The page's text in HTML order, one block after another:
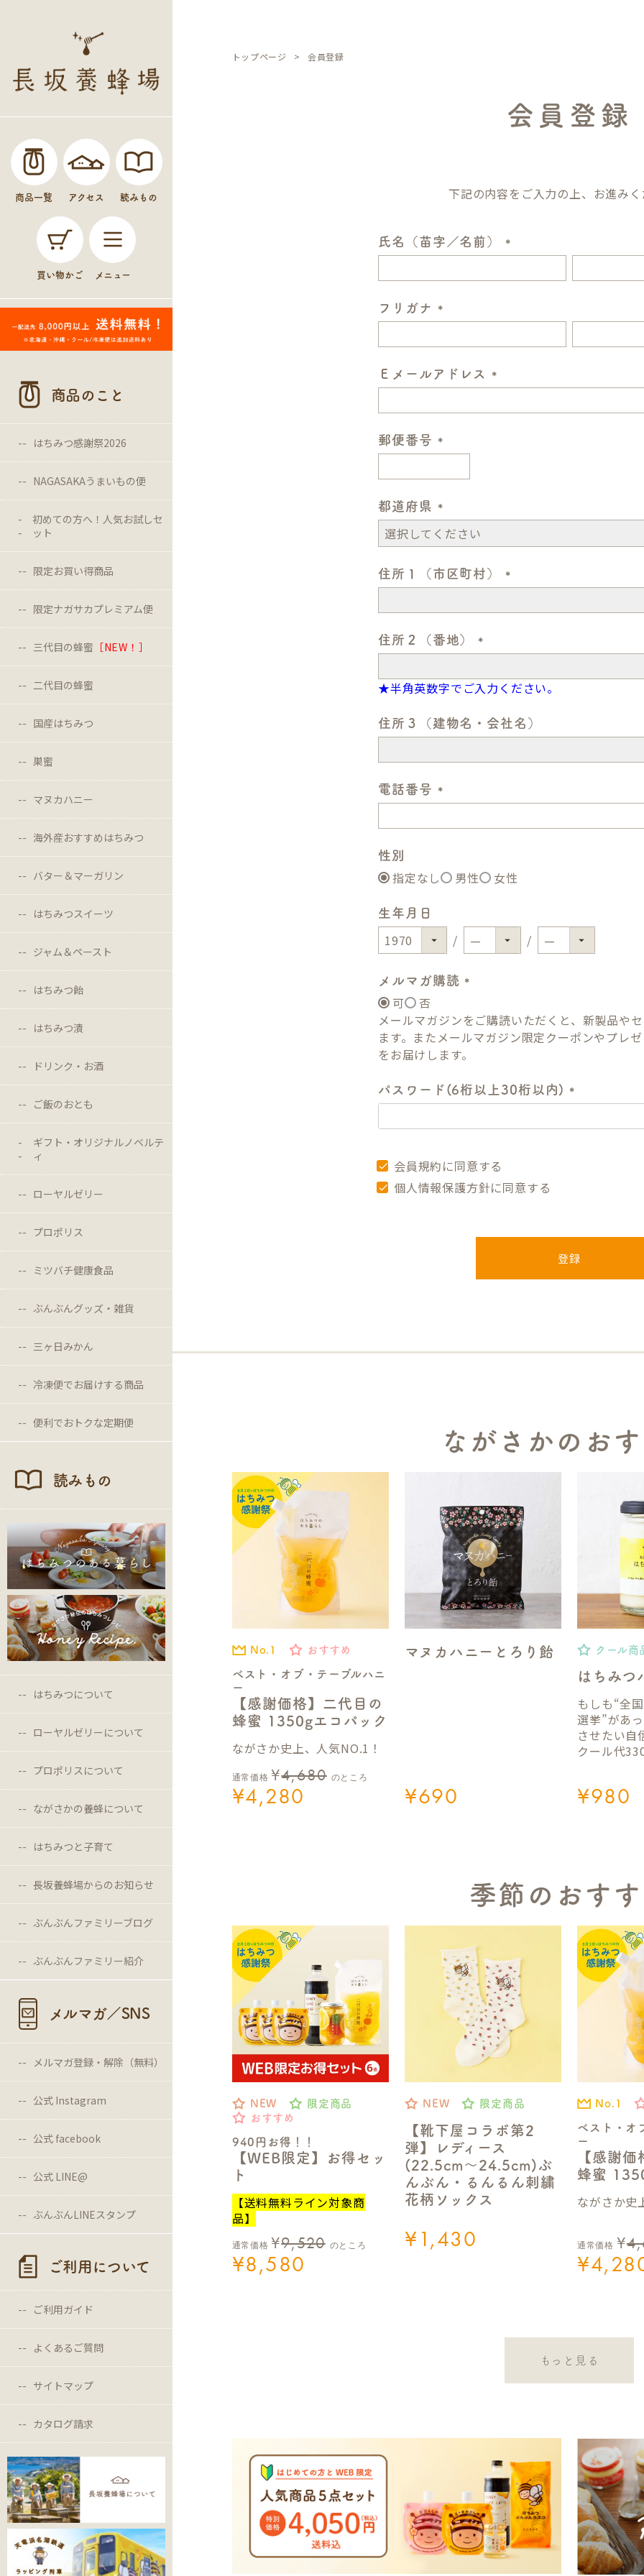
商品一覧 アクセス 読みもの
買い物かご メニュー
商品のこと
はちみつ感謝祭2026
NAGASAKAうまいもの便
初めての方へ！人気お試しセ
ット
限定お買い得商品
限定ナガサカプレミアム便
三代目の蜂蜜 ［NEW！］
二代目の蜂蜜
国産はちみつ
巣蜜
マヌカハニー
海外産おすすめはちみつ
バター＆マーガリン
はちみつスイーツ
ジャム＆ペースト
はちみつ飴
はちみつ漬
ドリンク・お酒
ご飯のおとも
ギフト・オリジナルノベルテ
ィ
ローヤルゼリー
プロポリス
ミツバチ健康食品
ぶんぶんグッズ・雑貨
三ヶ日みかん
冷凍便でお届けする商品
便利でおトクな定期便
読みもの
はちみつについて
ローヤルゼリーについて
プロポリスについて
ながさかの養蜂について
はちみつと子育て
長坂養蜂場からのお知らせ
ぶんぶんファミリーブログ
ぶんぶんファミリー紹介
メルマガ／SNS
メルマガ登録・解除（無料）
公式 Instagram
公式 facebook
公式 LINE@
ぶんぶんLINEスタンプ
ご利用について
ご利用ガイド
よくあるご質問
サイトマップ
カタログ請求
トップページ 会員登録
会員登録
下記の内容をご入力の上、お進み
氏名（苗字／名前）
必
)
フリガナ
必
須
)
Ｅメールアドレス
必
郵便番号
必
須
)
都道府県
(
必
須
)
住所１（市区町村）
必
)
住所２（番地）
必
)
★半角英数字でご入力ください。
住所３（建物名・会社名）
電話番号
必
)
性別
指定なし 男性 女性
生年月日
メルマガ購読
必
須
)
可
否
メールマガジンをご購読いただくと、新製品や
ます。またメールマガジン限定クーポンやプレ
をお届けします。
パスワード(6桁以上30桁以内)
必
会員規約に同意する
個人情報保護方針に同意する
登録
ながさかのお
No.1 おすすめ
ベスト・オブ・テーブルハニ
ー
【感謝価格】二代目の
蜂蜜 1350gエコパック
ながさか史上、人気NO.1！
通常価格 ¥4,680 のところ
¥4,280
マヌカハニーとろり飴
¥690
クール商
はちみつ
もしも“全
選挙”があ
させたい自
クール代
¥980
季節のおす
NEW
限定商品
おすすめ
940円お得！！
【WEB限定】お得セッ
ト
【送料無料ライン対象商
品】
通常価格 ¥9,520 のところ
¥8,580
NEW 限定商品
【靴下屋コラボ第2
弾】レディース
(22.5cm～24.5cm)ぶ
んぶん・るんるん刺繍
花柄ソックス
¥1,430
No.1
ベスト・オ
ー
【感謝
蜂蜜
ながさか史
通常価格 ¥
¥
もっと見る